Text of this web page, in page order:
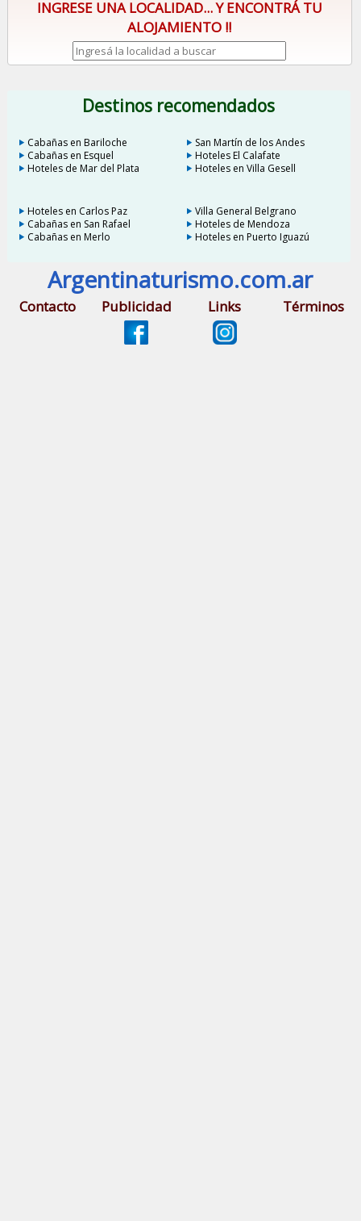
INGRESE UNA LOCALIDAD... Y ENCONTRÁ TU
ALOJAMIENTO !!
Destinos recomendados
Cabañas en Bariloche
San Martín de los Andes
Cabañas en Esquel
Hoteles El Calafate
Hoteles de Mar del Plata
Hoteles en Villa Gesell
Hoteles en Carlos Paz
Villa General Belgrano
Cabañas en San Rafael
Hoteles de Mendoza
Cabañas en Merlo
Hoteles en Puerto Iguazú
Argentinaturismo.com.ar
Contacto Publicidad Links Términos